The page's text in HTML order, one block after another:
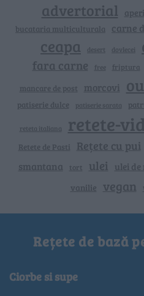
advertorial
bucataria multiculturala carne
ceapa desert dovlecei
fara carne free friptura
mancare de post morcovi
patiserie dulce patiserie sarata
reteta italiana retete-
Retete de Pasti Rețete cu pui
smantana tort ulei ulei de
vanilie vegan
Rețete de bază
Ciorbe si supe